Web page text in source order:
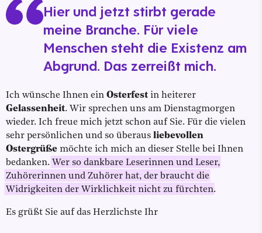
Hier und jetzt stirbt gerade
meine Branche. Für viele
Menschen steht die Existenz am
Abgrund. Das zerreißt mich.
Ich wünsche Ihnen ein Osterfest in heiterer
Gelassenheit. Wir sprechen uns am Dienstagmorgen
wieder. Ich freue mich jetzt schon auf Sie. Für die vielen
sehr persönlichen und so überaus liebevollen
Ostergrüße möchte ich mich an dieser Stelle bei Ihnen
bedanken. Wer so dankbare Leserinnen und Leser,
Zuhörerinnen und Zuhörer hat, der braucht die
Widrigkeiten der Wirklichkeit nicht zu fürchten.
Es grüßt Sie auf das Herzlichste Ihr